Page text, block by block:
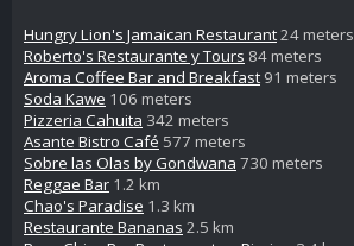
Hungry Lion's Jamaican Restaurant24 meters
Roberto's Restaurante y Tours 84 meters
Aroma Coffee Bar and Breakfast 91 meters
Soda Kawe 106 meters
Pizzeria Cahuita 342 meters
Asante Bistro Café 577 meters
Sobre las Olas by Gondwana 730 meters
Reggae Bar 1.2 km
Chao's Paradise 1.3 km
Restaurante Bananas 2.5 km